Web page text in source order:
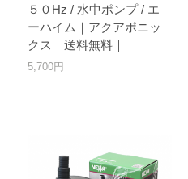
５０Hz / 水中ポンプ / エ
ーハイム｜アクアポニッ
クス｜送料無料｜
5,700円